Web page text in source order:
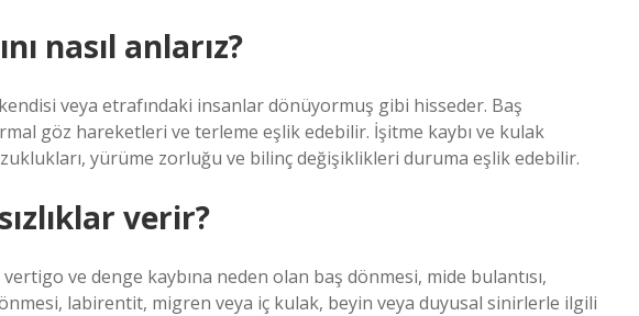
nasıl anlarız?
veya etrafındaki insanlar dönüyormuş gibi hisseder. Baş
göz hareketleri ve terleme eşlik edebilir. İşitme kaybı ve kulak
yürüme zorluğu ve bilinç değişiklikleri duruma eşlik edebilir.
verir?
ve denge kaybına neden olan baş dönmesi, mide bulantısı,
labirentit, migren veya iç kulak, beyin veya duyusal sinirlerle ilgili